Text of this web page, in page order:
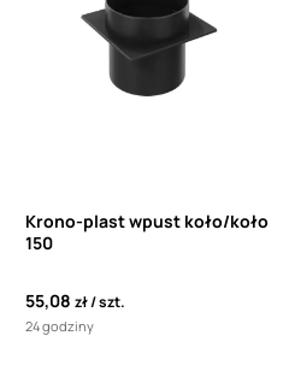
Krono-plast wpust koło/koło
150
55,08 zł szt.
24 godziny